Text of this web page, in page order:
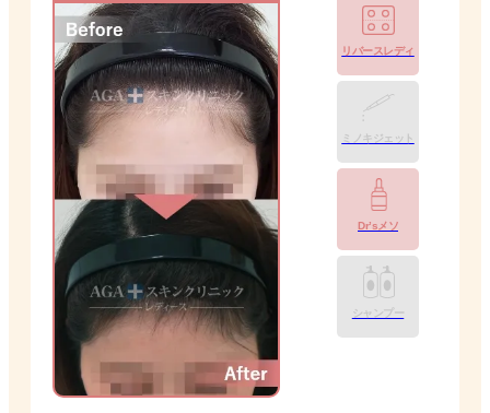
リバースレディ
ミノキジェット
Dr’sメソ
シャンプー